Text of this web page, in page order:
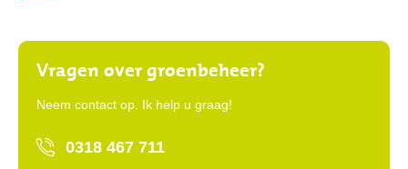
Vragen over groenbeheer?
Neem contact op. Ik help u graag!
0318 467 711